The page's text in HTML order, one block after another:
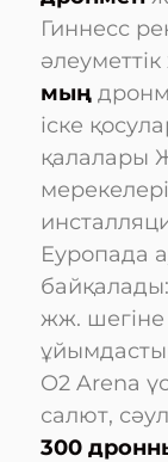
Гиннесс
мың
іске
қалалары
Еуропада
жж.
O2 Arena
салют,
300